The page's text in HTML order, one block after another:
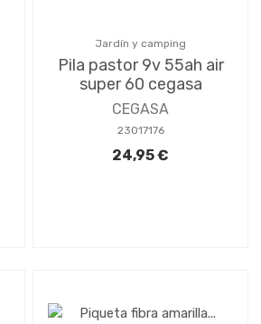
Jardín y camping
Pila pastor 9v 55ah air
super 60 cegasa
CEGASA
23017176
24,95 €